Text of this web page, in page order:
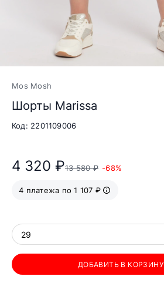
Mos Mosh
Шорты Marissa
Код: 2201109006
4 320 ₽13 580 ₽ -68%
4 платежа по 1 107 ₽
29
ДОБАВИТЬ В КОРЗИНУ